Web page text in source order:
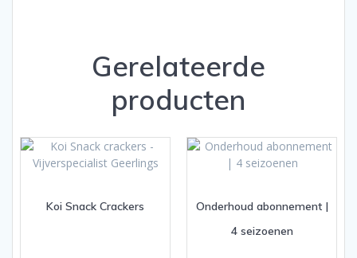
Gerelateerde
producten
Koi Snack Crackers
Onderhoud abonnement |
4 seizoenen